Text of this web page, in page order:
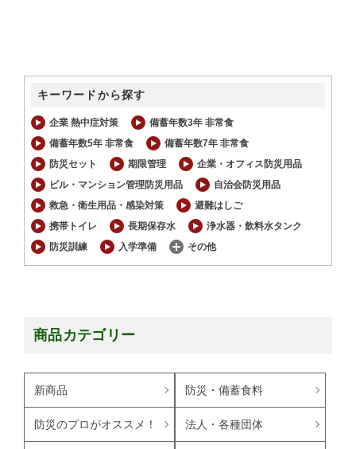
キーワードから探す
企業 熱中症対策
備蓄年数3年 非常食
備蓄年数5年 非常食
備蓄年数7年 非常食
防災セット
期限管理
企業・オフィス防災用品
ビル・マンション管理防災用品
自治会防災用品
救急・衛生用品・感染対策
避難はしご
携帯トイレ
長期保存水
浄水器・飲料水タンク
防災訓練
入学準備 その他
商品カテゴリー
新商品 防災・備蓄食料
防災のプロがオススメ！ 法人・各種団体